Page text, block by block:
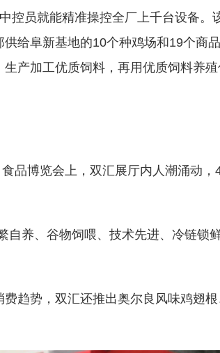
控员就能精准操控全厂上千台设备
给阜新基地的10个种鸡场和19个商
产加工优质饲料，再用优质饲料养
品博览会上，双汇展厅内人潮涌动
自养、谷物饲喂、技术先进、冷链锁
趋势，双汇还推出奥尔良风味鸡翅